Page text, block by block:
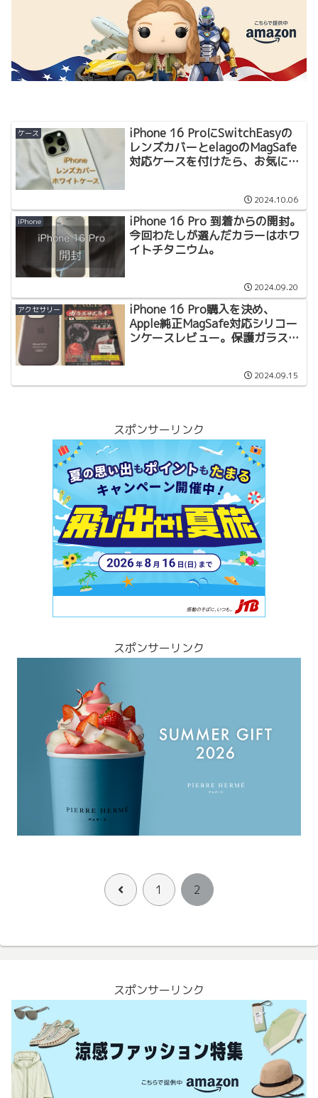
ケース
iPhone 16 ProにSwitchEasyの
レンズカバーとelagoのMagSafe
対応ケースを付けたら、お気に入
2024.10.06
iPhone
iPhone 16 Pro 到着からの開封。
今回わたしが選んだカラーはホワ
イトチタニウム。
2024.09.20
アクセサリー
iPhone 16 Pro購入を決め、
Apple純正MagSafe対応シリコー
ンケースレビュー。保護ガラスフ
2024.09.15
スポンサーリンク
スポンサーリンク
前
1 2
スポンサーリンク